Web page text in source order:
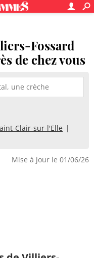
Fossard
de chez vous
Clair-sur-l'Elle
Mise à jour le 01/06/26